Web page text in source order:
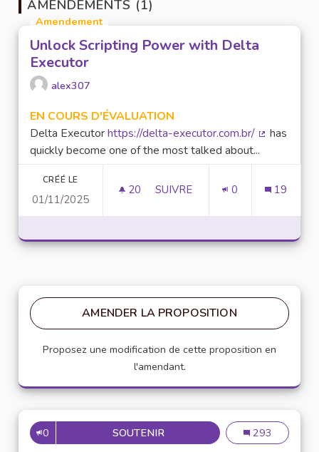
AMENDEMENTS (1)
Amendement
Unlock Scripting Power with Delta
Executor
alex307
EN COURS D'ÉVALUATION
Delta Executorhttps://delta-executor.com.br/
has
quickly become one of the most talked about...
CRÉÉ LE
01/11/2025
20 20 ABONNÉS
SUIVRE 0 19
AMENDER LA PROPOSITION
Proposez une modification de cette proposition en
l'amendant.
0 SOUTENIRMISE EN PLACE DEMise en place
293